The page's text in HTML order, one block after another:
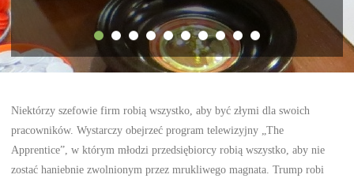
Niektórzy szefowie firm robią wszystko, aby być złymi dla swoich
pracowników. Wystarczy obejrzeć program telewizyjny „The
Apprentice”, w którym młodzi przedsiębiorcy robią wszystko, aby nie
zostać haniebnie zwolnionym przez mrukliwego magnata. Trump robi